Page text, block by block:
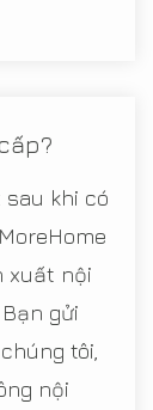
khi có
xuất nội
gửi
tôi,
nội